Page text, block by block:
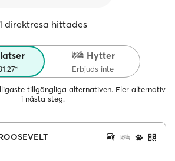
direktresa hittades
Hytter
Erbjuds inte
tillgängliga alternativen. Fler alternativ
i nästa steg.